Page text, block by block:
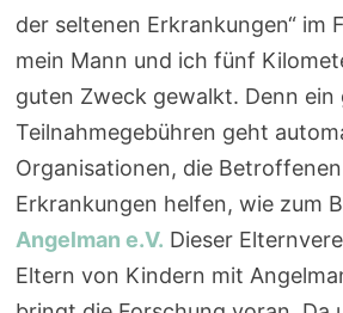
der seltenen Erkrankungen“ im
mein Mann und ich fünf
guten Zweck gewalkt. Denn ein
Teilnahmegebühren geht
Organisationen, die
Erkrankungen helfen, wie zum
Angelman e.V. Dieser
Eltern von Kindern mit